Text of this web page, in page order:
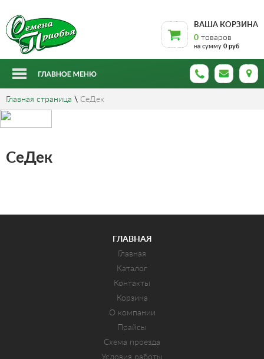
ВАША КОРЗИНА
0 товаров
на сумму 0 руб
Главная страница \ СеДек
СеДек
ГЛАВНАЯ
Главная
Каталог
Контакты
Корзина
О компании
Прайсы
Схема проезда
Условия работы